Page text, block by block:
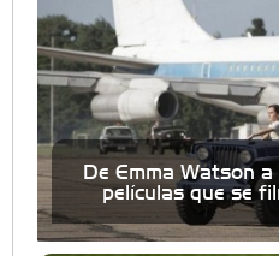
De Emma Watson
películas que se